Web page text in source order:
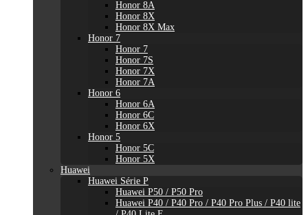
Honor 8A
Honor 8X
Honor 8X Max
Honor 7
Honor 7
Honor 7S
Honor 7X
Honor 7A
Honor 6
Honor 6A
Honor 6C
Honor 6X
Honor 5
Honor 5C
Honor 5X
Huawei
Huawei Série P
Huawei P50 / P50 Pro
Huawei P40 / P40 Pro / P40 Pro Plus / P40 lite